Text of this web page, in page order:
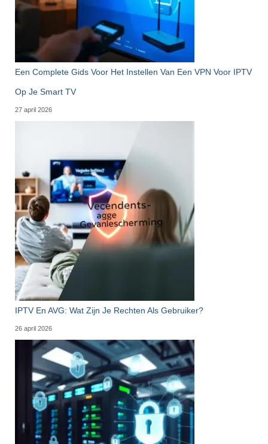
Een Complete Gids Voor Het Instellen Van Een VPN Voor IPTV
Op Je Smart TV
27 april 2026
IPTV En AVG: Wat Zijn Je Rechten Als Gebruiker?
26 april 2026